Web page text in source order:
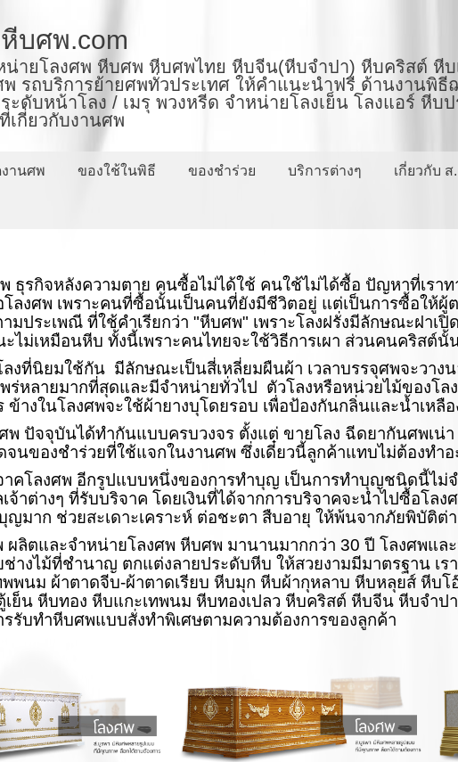
บศพ.com
ายโลงศพ หีบศพ หีบศพไทย หีบจีน(หีบจำปา) หีบคริสต์ หี
พ รถบริการย้ายศพทั่วประเทศ ให้คำแนะนำฟรี ด้านงานพิ
ะดับหน้าโลง / เมรุ พวงหรีด จำหน่ายโลงเย็น โลงแอร์ หีบ
กี่ยวกับงานศพ
านศพ ของใช้ในพิธี ของชำร่วย บริการต่างๆ เกี่ยวกับ ส
ธุรกิจหลังความตาย คนซื้อไม่ได้ใช้ คนใช้ไม่ได้ซื้อ ปัญหาที่เราท
โลงศพ เพราะคนที่ซื้อนั้นเป็นคนที่ยังมีชีวิตอยู่ แต่เป็นการซื้อให้ผู้
ามประเพณี ที่ใช้คำเรียกว่า "หีบศพ" เพราะโลงฝรั่งมีลักษณะฝา
ไม่เหมือนหีบ ทั้งนี้เพราะคนไทยจะใช้วิธีการเผา ส่วนคนคริสต์นั้
ลงที่นิยมใช้กัน มีลักษณะเป็นสี่เหลี่ยมผืนผ้า เวลาบรรจุศพจะวาง
ร่หลายมากที่สุดและมีจำหน่ายทั่วไป ตัวโลงหรือหน่วยไม้ของโ
ข้างในโลงศพจะใช้ผ้ายางบุโดยรอบ เพื่อป้องกันกลิ่นและน้ำเหลื
พ ปัจจุบันได้ทำกันแบบครบวงจร ตั้งแต่ ขายโลง ฉีดยากันศพเน่
นของชำร่วยที่ใช้แจกในงานศพ ซึ่งเดี๋ยวนี้ลูกค้าแทบไม่ต้องทำอ
คโลงศพ อีกรูปแบบหนึ่งของการทำบุญ เป็นการทำบุญชนิดนี้ไม่จ
จ้าต่างๆ ที่รับบริจาค โดยเงินที่ได้จากการบริจาคจะนำไปซื้อโล
ญมาก ช่วยสะเดาะเคราะห์ ต่อชะตา สืบอายุ ให้พ้นจากภัยพิบัติต่า
ผลิตและจำหน่ายโลงศพ หีบศพ มานานมากกว่า 30 ปี โลงศพแล
ช่างไม้ที่ชำนาญ ตกแต่งลายประดับหีบ ให้สวยงามมีมาตรฐาน เ
พพนม ผ้าตาดจีบ-ผ้าตาดเรียบ หีบมุก หีบผ้ากุหลาบ หีบหลุยส์ หีบ
เย็น หีบทอง หีบแกะเทพนม หีบทองเปลว หีบคริสต์ หีบจีน หีบจำ
รรับทำหีบศพแบบสั่งทำพิเศษตามความต้องการของลูกค้า